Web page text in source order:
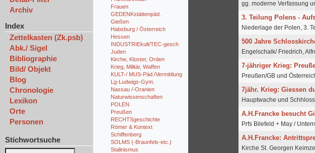
Archiv
Index
Zettelkasten (Zk.psb)
Abk./ Sigel
Bibliographie
Bild/ Objekt
Blog
Chronologie
Lexikon
Orte
Personen
Stichwortsuche
Frauen
GEDENKstättenpäd.
Gießen
Habsburg / Österreich
Hessen
INDUSTRIEkult/TEC-gesch
Juden
Kirche, Kloster, Orden
Krieg, Militär, Waffen
KULT-/ MUS-Päd./Vermittlung
Lg-Ludwigs-Gym.
Nassau /-Oranien
Naturwissenschaften
POLEN
Preußen
RECHTSgeschichte
Römer & Kontext
Schiffenberg
SOLMS (-Braunfels-etc.)
Stalinismus
gg. moderne Verfassung
3. Teilung Polens -
Niederlage der Polen, 3.
500 Jahre
Engelschalk/ Friedrich,
7-jähriger Krieg:
Preußen/GB und
7jähr. Krieg: Giessen
Hauptwache und
A.H.Francke besucht
Prfs Bilefeld + May /
A.H.Francke:
Kirche St. Georgen